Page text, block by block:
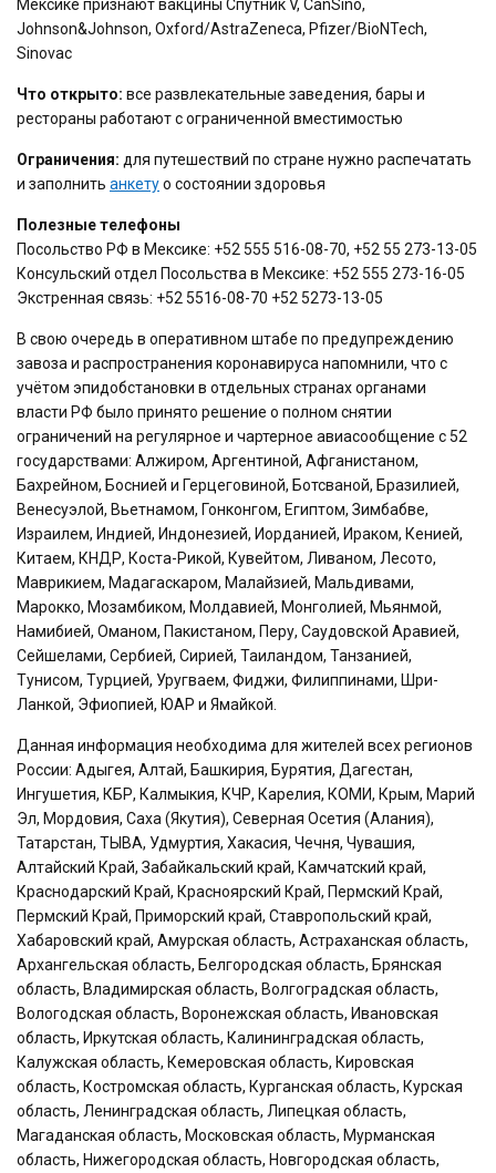
Мексике признают вакцины Спутник V, CanSino,
Johnson&Johnson, Oxford/AstraZeneca, Pfizer/BioNTech,
Sinovac
Что открыто: все развлекательные заведения, бары и
рестораны работают с ограниченной вместимостью
Ограничения: для путешествий по стране нужно распечатать
и заполнить анкетуо состоянии здоровья
Полезные телефоны
Посольство РФ в Мексике: +52 555 516-08-70, +52 55 273-13-05
Консульский отдел Посольства в Мексике: +52 555 273-16-05
Экстренная связь: +52 5516-08-70 +52 5273-13-05
В свою очередь в оперативном штабе по предупреждению
завоза и распространения коронавируса напомнили, что с
учётом эпидобстановки в отдельных странах органами
власти РФ было принято решение о полном снятии
ограничений на регулярное и чартерное авиасообщение с 52
государствами: Алжиром, Аргентиной, Афганистаном,
Бахрейном, Боснией и Герцеговиной, Ботсваной, Бразилией,
Венесуэлой, Вьетнамом, Гонконгом, Египтом, Зимбабве,
Израилем, Индией, Индонезией, Иорданией, Ираком, Кенией,
Китаем, КНДР, Коста-Рикой, Кувейтом, Ливаном, Лесото,
Маврикием, Мадагаскаром, Малайзией, Мальдивами,
Марокко, Мозамбиком, Молдавией, Монголией, Мьянмой,
Намибией, Оманом, Пакистаном, Перу, Саудовской Аравией,
Сейшелами, Сербией, Сирией, Таиландом, Танзанией,
Тунисом, Турцией, Уругваем, Фиджи, Филиппинами, Шри-
Ланкой, Эфиопией, ЮАР и Ямайкой.
Данная информация необходима для жителей всех регионов
России: Адыгея, Алтай, Башкирия, Бурятия, Дагестан,
Ингушетия, КБР, Калмыкия, КЧР, Карелия, КОМИ, Крым, Марий
Эл, Мордовия, Саха (Якутия), Северная Осетия (Алания),
Татарстан, ТЫВА, Удмуртия, Хакасия, Чечня, Чувашия,
Алтайский Край, Забайкальский край, Камчатский край,
Краснодарский Край, Красноярский Край, Пермский Край,
Пермский Край, Приморский край, Ставропольский край,
Хабаровский край, Амурская область, Астраханская область,
Архангельская область, Белгородская область, Брянская
область, Владимирская область, Волгоградская область,
Вологодская область, Воронежская область, Ивановская
область, Иркутская область, Калининградская область,
Калужская область, Кемеровская область, Кировская
область, Костромская область, Курганская область, Курская
область, Ленинградская область, Липецкая область,
Магаданская область, Московская область, Мурманская
область, Нижегородская область, Новгородская область,